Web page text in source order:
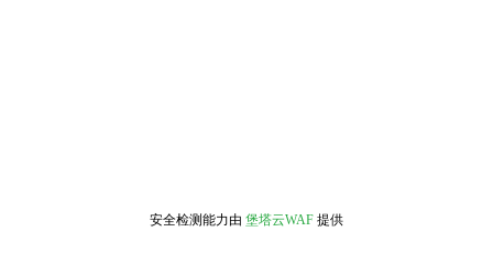
安全检测能力由 堡塔云WAF 提供